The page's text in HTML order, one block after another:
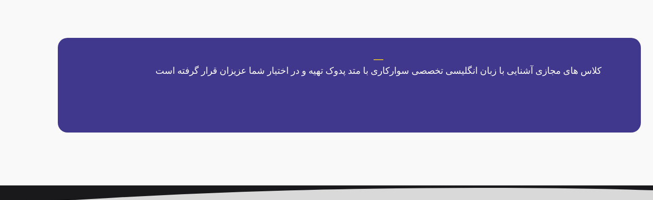
کلاس های مجازی آشنایی با زبان انگلیسی تخصصی سوارکاری با متد پدوک تهیه و در اختیار شما عزیزان قرار گرفته است